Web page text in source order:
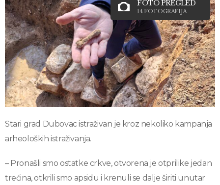
FOTO PREGLED
14 FOTOGRAFIJA
Stari grad Dubovac istraživan je kroz nekoliko kampanja
arheoloških istraživanja.
– Pronašli smo ostatke crkve, otvorena je otprilike jedan
trećina, otkrili smo apsidu i krenuli se dalje širiti unutar